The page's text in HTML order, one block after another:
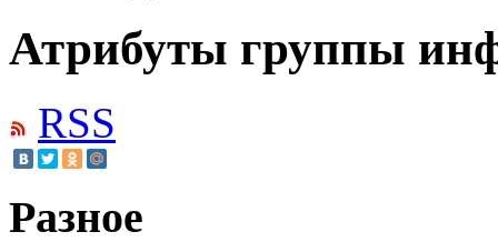
Атрибуты группы
RSS
Разное